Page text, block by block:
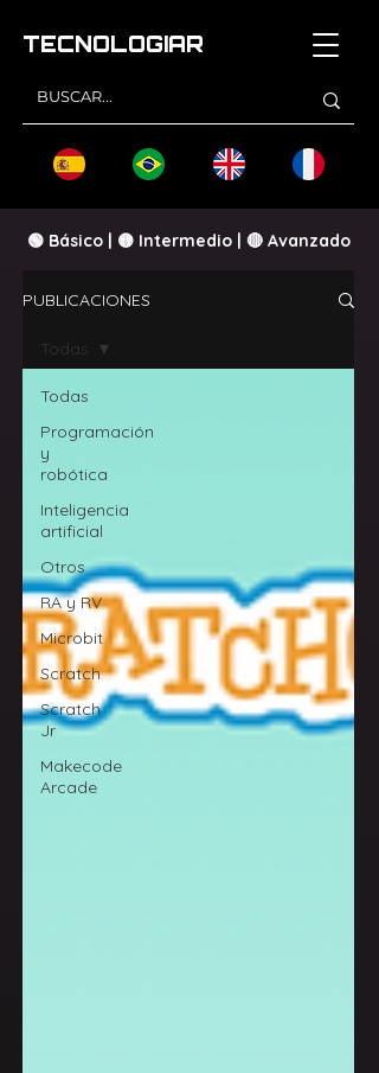
TECNOLOGIAR
🟢 Básico | 🟡 Intermedio | 🔴 Avanzado
PUBLICACIONES
Todas
Programación
y
robótica
Inteligencia
artificial
Otros
RA y RV
Microbit
Scratch
Scratch
Jr
Makecode
Arcade
Todas